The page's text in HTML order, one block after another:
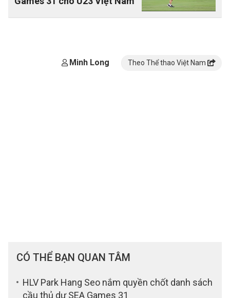
Minh Long Theo Thể thao Việt Nam
CÓ THỂ BẠN QUAN TÂM
HLV Park Hang Seo nắm quyền chốt danh sách
cầu thủ dự SEA Games 31